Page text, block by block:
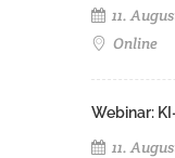
11.
Online
Webinar:
11.